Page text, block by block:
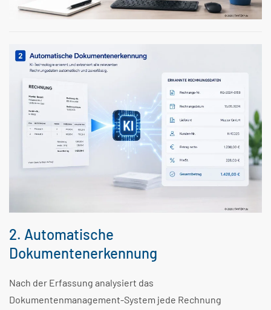
2. Automatische
Dokumentenerkennung
Nach der Erfassung analysiert das
Dokumentenmanagement-System jede Rechnung